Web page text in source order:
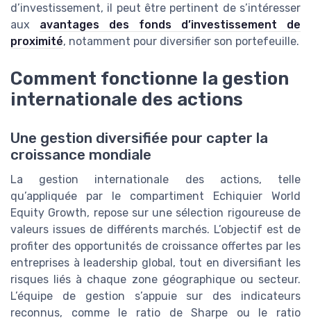
d’investissement, il peut être pertinent de s’intéresser
aux avantages des fonds d’investissement de
proximité, notamment pour diversifier son portefeuille.
Comment fonctionne la gestion
internationale des actions
Une gestion diversifiée pour capter la
croissance mondiale
La gestion internationale des actions, telle
qu’appliquée par le compartiment Echiquier World
Equity Growth, repose sur une sélection rigoureuse de
valeurs issues de différents marchés. L’objectif est de
profiter des opportunités de croissance offertes par les
entreprises à leadership global, tout en diversifiant les
risques liés à chaque zone géographique ou secteur.
L’équipe de gestion s’appuie sur des indicateurs
reconnus, comme le ratio de Sharpe ou le ratio